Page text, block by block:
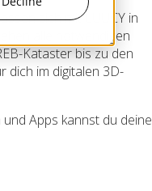
sich mit LUUCY in
alle notwendigen
Kataster bis zu den
dich im digitalen 3D-
Apps kannst du deine